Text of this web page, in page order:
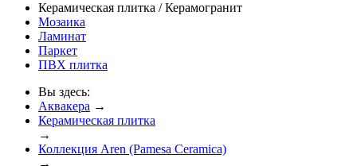
Керамическая плитка / Керамогранит
Мозаика
Ламинат
Паркет
ПВХ плитка
Вы здесь:
Аквакера →
Керамическая плитка
→
Коллекция Aren (Pamesa Ceramica)